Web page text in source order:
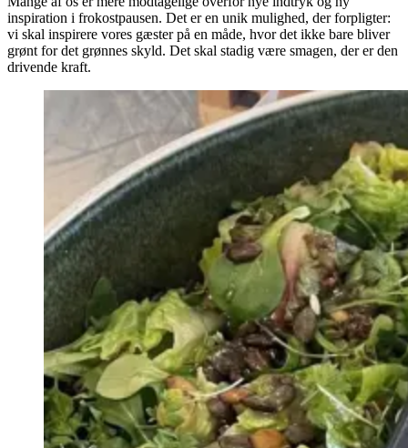
inspiration i frokostpausen. Det er en unik mulighed, der forpligter:
vi skal inspirere vores gæster på en måde, hvor det ikke bare bliver
grønt for det grønnes skyld. Det skal stadig være smagen, der er den
drivende kraft.